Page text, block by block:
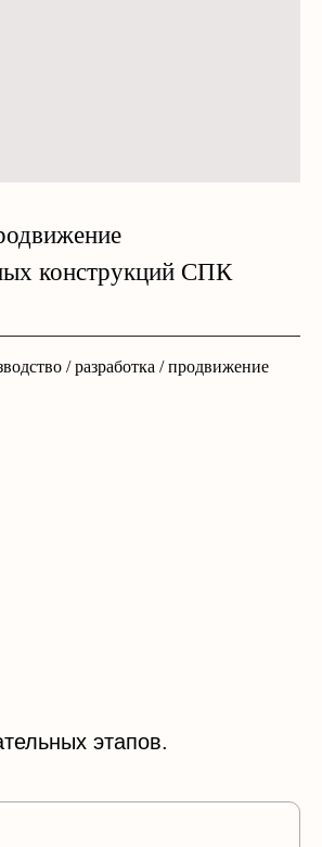
конструкций СПК
/ разработка / продвижение
этапов.